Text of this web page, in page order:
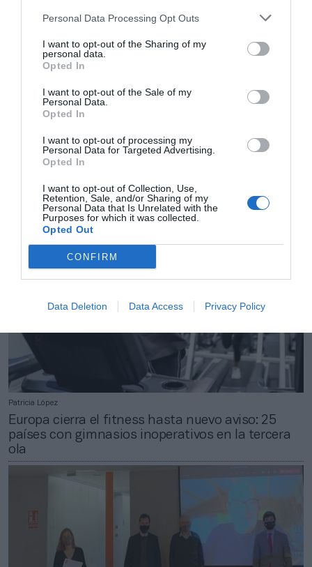
Personal Data Processing Opt Outs
I want to opt-out of the Sharing of my
personal data.
Opted In
I want to opt-out of the Sale of my
Personal Data.
Opted In
I want to opt-out of processing my
Personal Data for Targeted Advertising.
Opted In
I want to opt-out of Collection, Use,
Retention, Sale, and/or Sharing of my
Personal Data that Is Unrelated with the
Purposes for which it was collected.
Opted Out
CONFIRM
Data Deletion Data Access Privacy Policy
2Playbook
individual y con mascarilla
Patricia López
Europa cierra el fitness hasta nuevo aviso: 25
países con gimnasios inoperativos en la tercera
ola